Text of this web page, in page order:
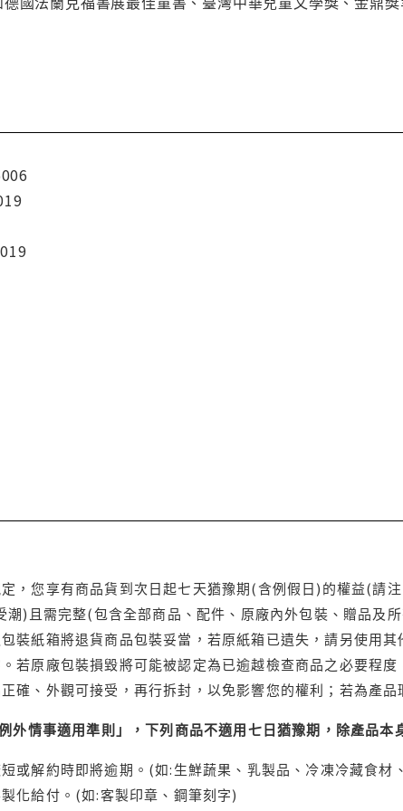
，您享有商品貨到次日起七天猶豫期(含例假日)的權益(請
潮)且需完整(包含全部商品、配件、原廠內外包裝、贈品及
裝紙箱將退貨商品包裝妥當，若原紙箱已遺失，請另使用
。若原廠包裝損毀將可能被認定為已逾越檢查商品之必要程
確、外觀可接受，再行拆封，以免影響您的權利；若為產
外情事適用準則」，下列商品不適用七日猶豫期，除產品本
或解約時即將逾期。(如:生鮮蔬果、乳製品、冷凍冷藏食材
化給付。(如:客製印章、鋼筆刻字)